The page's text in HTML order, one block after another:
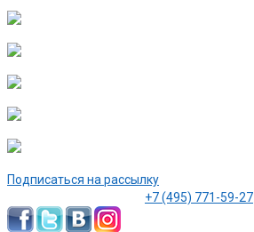
Подписаться на рассылку
+7 (495) 771-59-27